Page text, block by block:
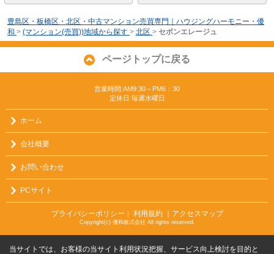
豊島区・板橋区・北区・中古マンション売買専門｜ハウジングハーモニー・優
和 > (マンション(売買))地域から探す > 北区 > セボンエレージュ
ページトップに戻る
営業時間:AM9:30～PM6：30
定休日:毎週水曜日
ホーム
会社概要
お問い合わせ
PCサイト
プライバシーポリシー ｜ 利用規約 ｜アクセスマップ
Copyright(c) 優和株式会社 All rights reserved.
当サイトでは、お客様の当サイト利用状況把握、サービス向上検討を目的と